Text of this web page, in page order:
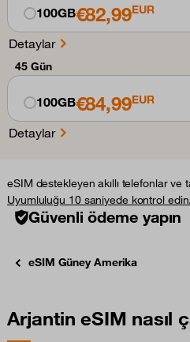
100GB€82,99EUR
Detaylar
45 Gün
100GB€84,99EUR
Detaylar
eSIM destekleyen akıllı telefonlar ve
Uyumluluğu 10 saniyede kontrol edin.
Güvenli ödeme yapın
eSIM Güney Amerika
Arjantin eSIM nasıl